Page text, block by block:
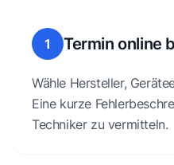
1 Termin online
Wähle Hersteller,
Eine kurze
Techniker zu vermitteln.